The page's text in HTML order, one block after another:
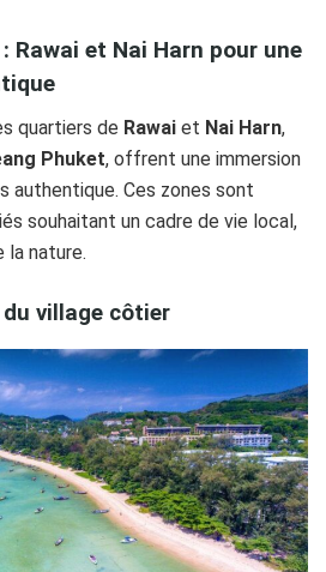
Rawai et Nai Harn pour une
quartiers de Rawai et Nai Harn,
Phuket, offrent une immersion
authentique. Ces zones sont
souhaitant un cadre de vie local,
la nature.
du village côtier